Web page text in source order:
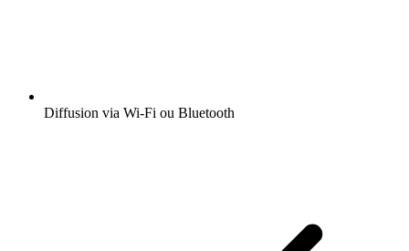
Diffusion via Wi-Fi ou Bluetooth